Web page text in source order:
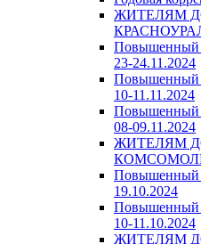
ЖИТЕЛЯМ
Повышенный
23-24.11.2024
Повышенный
10-11.11.2024
Повышенный
08-09.11.2024
ЖИТЕЛЯМ
Повышенный
19.10.2024
Повышенный
10-11.10.2024
ЖИТЕЛЯМ